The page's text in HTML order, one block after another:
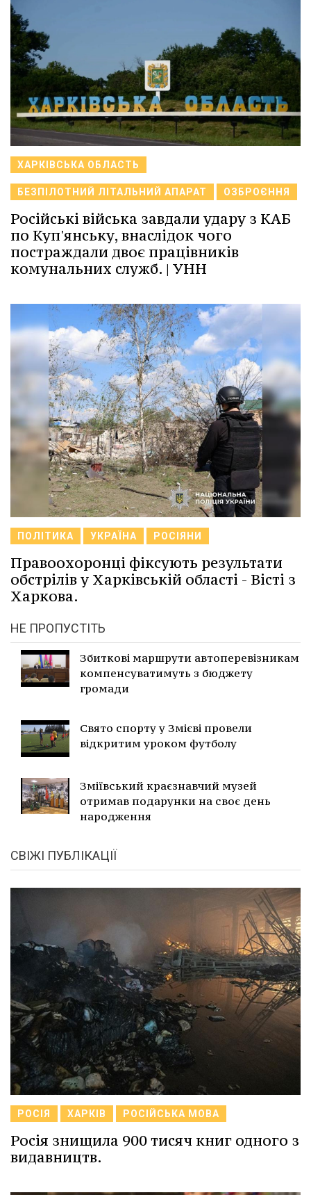
ХАРКІВСЬКА ОБЛАСТЬ
БЕЗПІЛОТНИЙ ЛІТАЛЬНИЙ АПАРАТ ОЗБРОЄННЯ
Російські війська завдали удару з КАБ
по Куп'янську, внаслідок чого
постраждали двоє працівників
комунальних служб. | УНН
ПОЛІТИКА УКРАЇНА РОСІЯНИ
Правоохоронці фіксують результати
обстрілів у Харківській області - Вісті з
Харкова.
НЕ ПРОПУСТІТЬ
Збиткові маршрути автоперевізникам
компенсуватимуть з бюджету
громади
Свято спорту у Змієві провели
відкритим уроком футболу
Зміївський краєзнавчий музей
отримав подарунки на своє день
народження
СВІЖІ ПУБЛІКАЦІЇ
РОСІЯ ХАРКІВ РОСІЙСЬКА МОВА
Росія знищила 900 тисяч книг одного з
видавництв.